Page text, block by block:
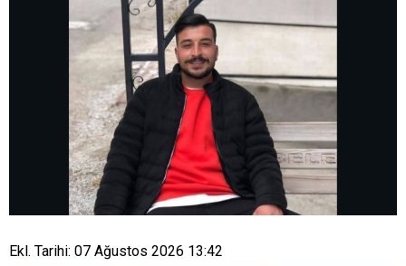
Ekl. Tarihi: 07 Ağustos 2026 13:42